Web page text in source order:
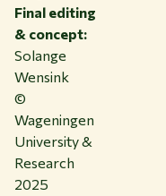
Final editing
& concept:
Solange
Wensink
©
Wageningen
University &
Research
2025